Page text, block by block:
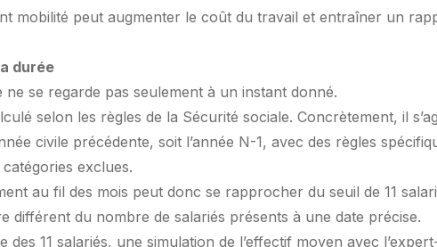
mobilité peut augmenter le coût du travail et entraîner un
durée
ne se regarde pas seulement à un instant donné.
selon les règles de la Sécurité sociale. Concrètement, il
civile précédente, soit l’année N-1, avec des règles
exclues.
au fil des mois peut donc se rapprocher du seuil de 11
différent du nombre de salariés présents à une date précise.
des 11 salariés, une simulation de l’effectif moyen avec